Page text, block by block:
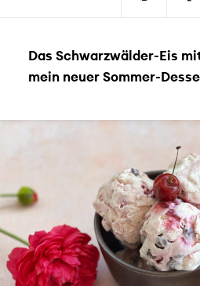
Das Schwarzwälder-Eis
mein neuer Sommer-